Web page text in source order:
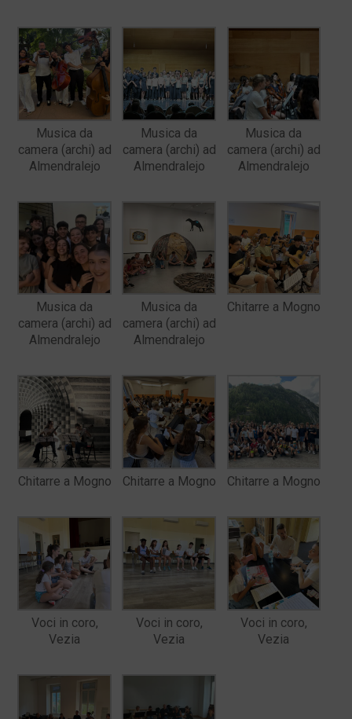
Musica da
camera (archi) ad
Almendralejo
Musica da
camera (archi) ad
Almendralejo
Musica da
camera (archi) ad
Almendralejo
Musica da
camera (archi) ad
Almendralejo
Musica da
camera (archi) ad
Almendralejo
Chitarre a Mogno
Chitarre a Mogno Chitarre a Mogno Chitarre a Mogno
Voci in coro,
Vezia
Voci in coro,
Vezia
Voci in coro,
Vezia